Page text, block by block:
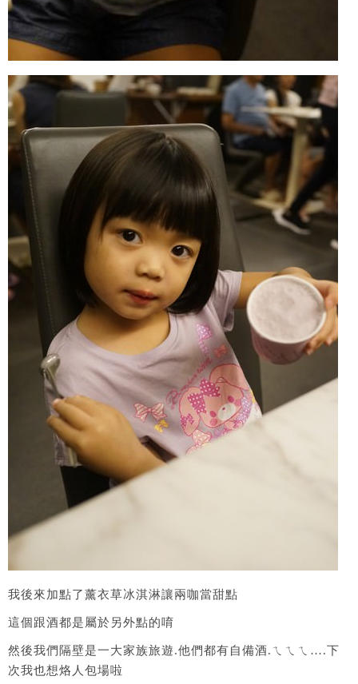
我後來加點了薰衣草冰淇淋讓兩咖當甜點
這個跟酒都是屬於另外點的唷
然後我們隔壁是一大家族旅遊.他們都有自備酒.ㄟㄟㄟ….下
次我也想烙人包場啦